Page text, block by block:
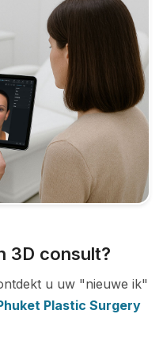
3D consult?
u uw "nieuwe ik"
Plastic Surgery